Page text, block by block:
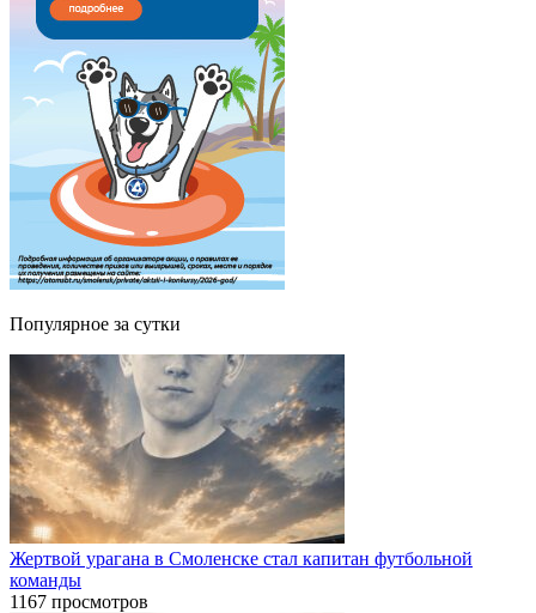
Популярное за сутки
Жертвой урагана в Смоленске стал капитан футбольной
команды
1167 просмотров